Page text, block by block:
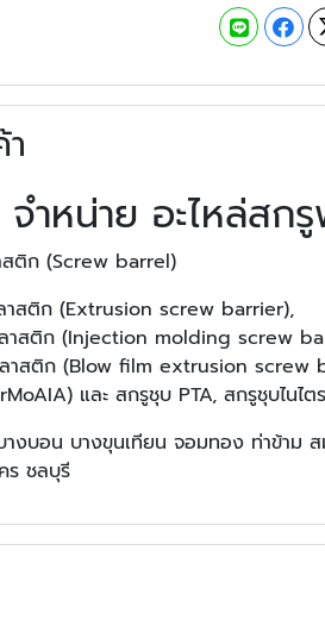
จำหน่าย อะไหล่สก
สติก (Screw barrel)
าสติก (Extrusion screw barrier),
าสติก (Injection molding screw
ลาสติก (Blow film extrusion
และ สกรูชุบ PTA, สกรูชุบไนไตร
บางบอน บางขุนเทียน จอมทอง ท่าข้า
ร ชลบุรี